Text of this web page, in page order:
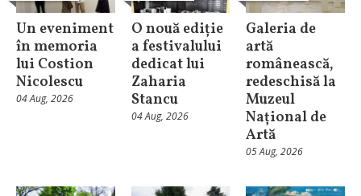
Un eveniment
în memoria
lui Costion
Nicolescu
04 Aug, 2026
O nouă ediție
a festivalului
dedicat lui
Zaharia
Stancu
04 Aug, 2026
Galeria de
artă
românească,
redeschisă la
Muzeul
Național de
Artă
05 Aug, 2026